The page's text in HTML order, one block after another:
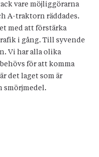
vare möjliggörarna
A-traktorn räddades.
med att förstärka
i gång. Till syvende
Vi har alla olika
för att komma
det laget som är
smörjmedel.